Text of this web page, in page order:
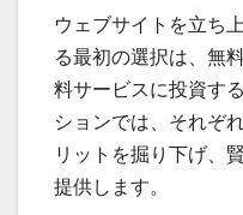
ウェブサイトを立ち
る最初の選択は、無
料サービスに投資す
ションでは、それぞ
リットを掘り下げ、
提供します。